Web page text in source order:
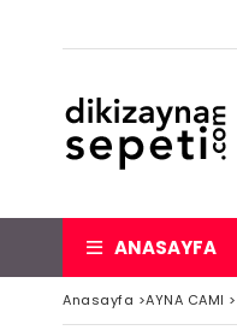
ANASAYFA
Anasayfa >AYNA CAMI >